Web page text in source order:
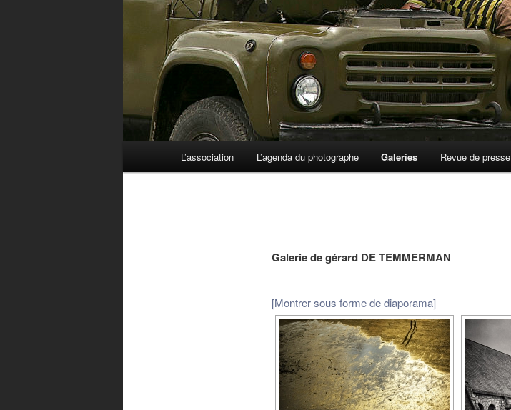
Aller au contenu principal
Aller au contenu secondaire
L’association L’agenda du photographe Galeries Revue de presse
Galerie de gérard DE TEMMERMAN
[Montrer sous forme de diaporama]